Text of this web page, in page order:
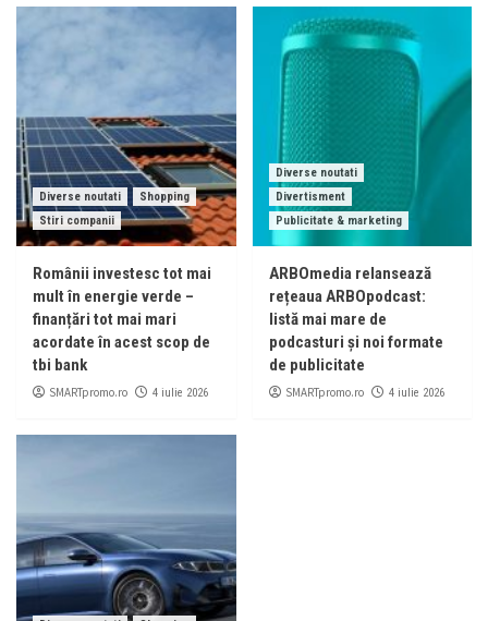
Diverse noutati
Shopping
Stiri companii
Românii investesc tot mai
mult în energie verde –
finanțări tot mai mari
acordate în acest scop de
tbi bank
SMARTpromo.ro 4 iulie 2026
Diverse noutati
Divertisment
Publicitate & marketing
ARBOmedia relansează
rețeaua ARBOpodcast:
listă mai mare de
podcasturi și noi formate
de publicitate
SMARTpromo.ro 4 iulie 2026